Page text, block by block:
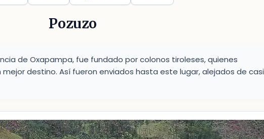
Pozuzo
de Oxapampa, fue fundado por colonos tiroleses, quienes
mejor destino. Así fueron enviados hasta este lugar, alejados de casi